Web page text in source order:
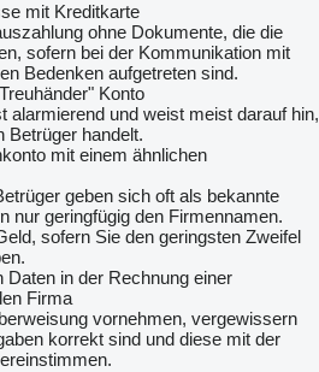
mit Kreditkarte
ohne Dokumente, die die
sofern bei der Kommunikation mit
Bedenken aufgetreten sind.
Konto
alarmierend und weist meist darauf hin,
Betrüger handelt.
mit einem ähnlichen
geben sich oft als bekannte
nur geringfügig den Firmennamen.
sofern Sie den geringsten Zweifel
Daten in der Rechnung einer
Firma
vornehmen, vergewissern
korrekt sind und diese mit der